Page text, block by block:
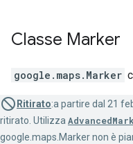
Classe Marker
google.maps. Marker
Ritirato:a partire dal 21
ritirato. Utilizza
google.maps.Marker non è